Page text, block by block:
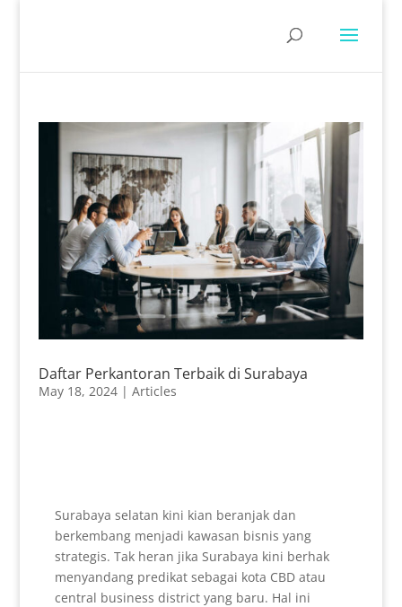
Daftar Perkantoran Terbaik di Surabaya
May 18, 2024| Articles
Surabaya selatan kini kian beranjak dan
berkembang menjadi kawasan bisnis yang
strategis. Tak heran jika Surabaya kini berhak
menyandang predikat sebagai kota CBD atau
central business district yang baru. Hal ini